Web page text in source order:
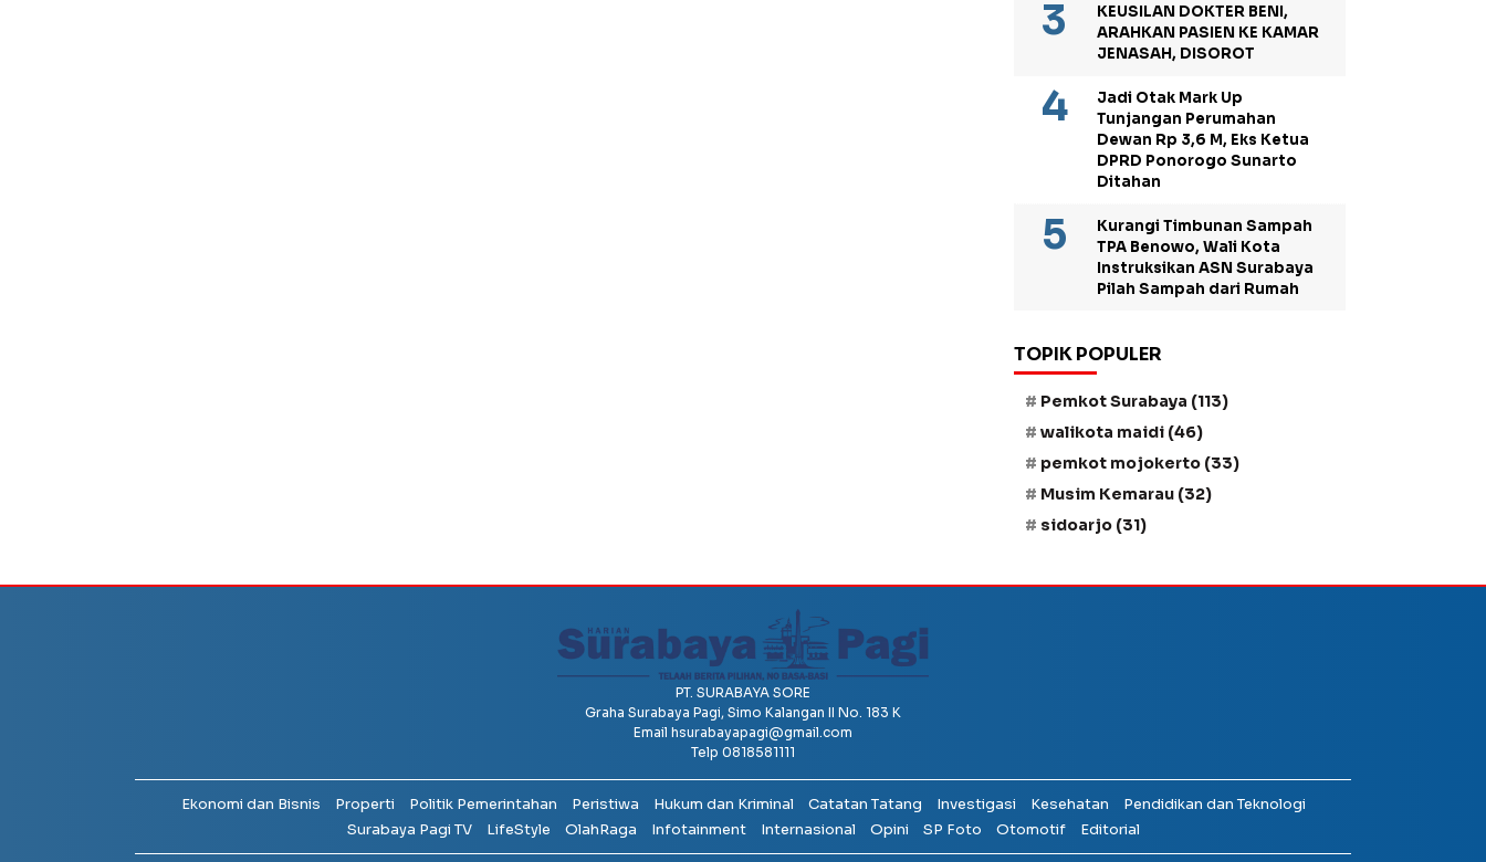
KEUSILAN DOKTER BENI,
ARAHKAN PASIEN KE KAMAR
JENASAH, DISOROT
Jadi Otak Mark Up
Tunjangan Perumahan
Dewan Rp 3,6 M, Eks Ketua
DPRD Ponorogo Sunarto
Ditahan
Kurangi Timbunan Sampah
TPA Benowo, Wali Kota
Instruksikan ASN Surabaya
Pilah Sampah dari Rumah
TOPIK POPULER
Pemkot Surabaya (113)
walikota maidi (46)
pemkot mojokerto (33)
Musim Kemarau (32)
sidoarjo (31)
PT. SURABAYA SORE
Graha Surabaya Pagi, Simo Kalangan II No. 183 K
Email hsurabayapagi@gmail.com
Telp 0818581111
Ekonomi dan Bisnis Properti Politik Pemerintahan Peristiwa Hukum dan Kriminal Catatan Tatang Investigasi Kesehatan
Pendidikan dan Teknologi
Surabaya Pagi TV
LifeStyle OlahRaga Infotainment Internasional Opini SP Foto Otomotif Editorial